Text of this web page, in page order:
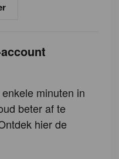
minuten in
beter af te
hier de